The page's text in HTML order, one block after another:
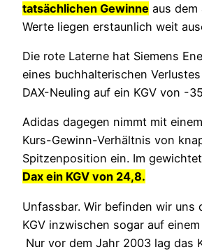
tatsächlichen Gewinne aus dem
Werte liegen erstaunlich weit
Die rote Laterne hat Siemens
eines buchhalterischen
DAX-Neuling auf ein KGV von -
Adidas dagegen nimmt mit
Kurs-Gewinn-Verhältnis von
Spitzenposition ein. Im
Dax ein KGV von 24,8.
Unfassbar. Wir befinden wir uns
KGV inzwischen sogar auf einem
Nur vor dem Jahr 2003 lag das